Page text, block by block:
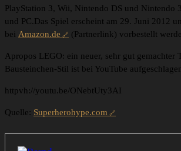
PlayStation 3, Wii, Nintendo DS und Nintendo
und PC.Das Spiel erscheint am 29. Juni 2012
bei Amazon.de (Partnerlink) vorbestellt
Apropos LEGO: ein neuer, sehr gut gemachter
Bausteinchen-Stil ist bei YouTube
httpvh://youtu.be/ONebtUty3AI
Quelle: Superherohype.com